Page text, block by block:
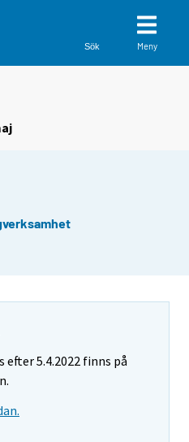
Sök Meny
5.4.2022 finns på